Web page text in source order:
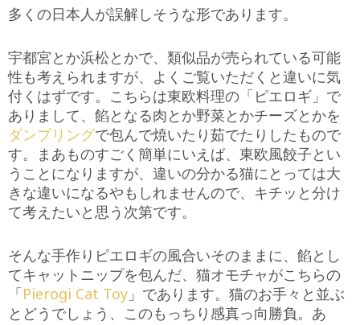
多くの日本人が誤解しそうな形であります。
宇都宮とか浜松とかで、類似品が売られている可能
性も考えられますが、よくご覧いただくと違いに気
付くはずです。こちらは東欧料理の「ピエロギ」で
ありまして、餡となる肉とか野菜とかチーズとかを
ダンプリングで包んで焼いたり茹でたりしたもので
す。まあものすごく簡単にいえば、東欧風餃子とい
うことになりますが、違いの分かる猫にとっては大
きな違いになるやもしれませんので、キチッと分け
て考えたいと思う次第です。
そんな手作りピエロギの風合いそのままに、餡とし
てキャットニップを包んだ、猫オモチャがこちらの
「Pierogi Cat Toy 」であります。猫のお手々と並ぶ
とどうでしょう、このもっちり感真っ向勝負。あ